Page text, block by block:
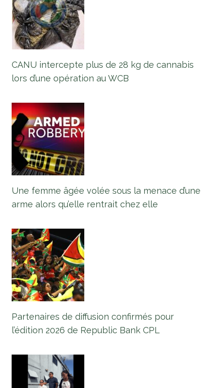
CANU intercepte plus de 28 kg de cannabis
lors d’une opération au WCB
Une femme âgée volée sous la menace d’une
arme alors qu’elle rentrait chez elle
Partenaires de diffusion confirmés pour
l’édition 2026 de Republic Bank CPL